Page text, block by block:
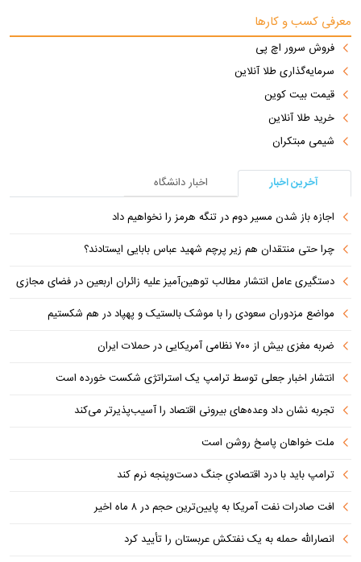
معرفی کسب و کارها
فروش سرور اچ پی
سرمایه‌گذاری طلا آنلاین
قیمت بیت کوین
خرید طلا آنلاین
شیمی مبتکران
آخرین اخبار
اخبار دانشگاه
اجازه باز شدن مسیر دوم در تنگه هرمز را نخواهیم داد
چرا حتی منتقدان هم زیر پرچم شهید عباس بابایی ایستادند؟
دستگیری عامل انتشار مطالب توهین‌آمیز علیه زائران اربعین در فضای مجازی
مواضع مزدوران سعودی را با موشک بالستیک و پهپاد در هم شکستیم
ضربه مغزی بیش از ۷۰۰ نظامی آمریکایی در حملات ایران
انتشار اخبار جعلی توسط ترامپ یک استراتژی شکست خورده است
تجربه نشان داد وعده‌های بیرونی اقتصاد را آسیب‌پذیرتر می‌کند
ملت خواهان پاسخ روشن است
ترامپ باید با درد اقتصادیِ جنگ دست‌و‌پنجه نرم کند
افت صادرات نفت آمریکا به پایین‌ترین حجم در ۸ ماه اخیر
انصارالله حمله به یک نفتکش عربستان را تأیید کرد